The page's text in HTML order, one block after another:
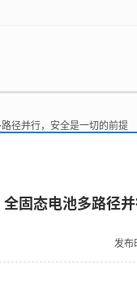
径并行，安全是一切的前提
全固态电池多路径
发布